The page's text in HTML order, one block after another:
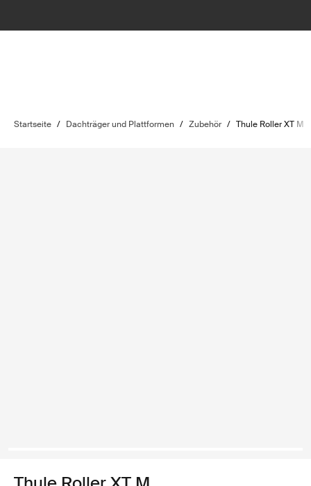
Startseite / Dachträger und Plattformen / Zubehör / Thule Roller XT M